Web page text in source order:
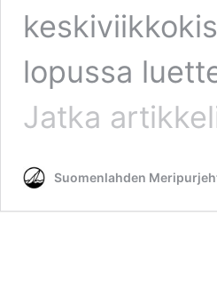
lopussa
Jatka
Suomenlahden